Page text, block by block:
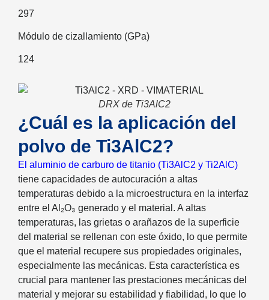
297
Módulo de cizallamiento (GPa)
124
DRX de Ti3AlC2
¿Cuál es la aplicación del
polvo de Ti3AlC2?
El aluminio de carburo de titanio (Ti3AlC2 y Ti2AlC)
tiene capacidades de autocuración a altas
temperaturas debido a la microestructura en la interfaz
entre el Al₂O₃ generado y el material. A altas
temperaturas, las grietas o arañazos de la superficie
del material se rellenan con este óxido, lo que permite
que el material recupere sus propiedades originales,
especialmente las mecánicas. Esta característica es
crucial para mantener las prestaciones mecánicas del
material y mejorar su estabilidad y fiabilidad, lo que lo